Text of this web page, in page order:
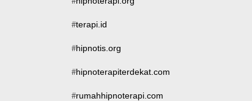
#terapi.id
#hipnotis.org
#hipnoterapiterdekat.com
#rumahhipnoterapi.com